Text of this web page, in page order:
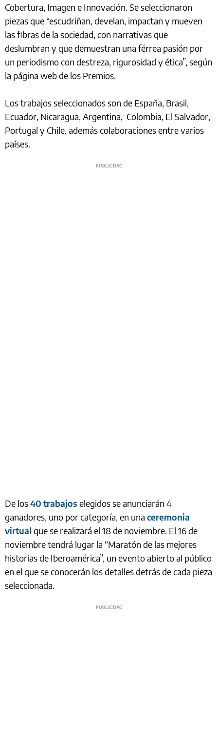
Cobertura, Imagen e Innovación. Se seleccionaron
piezas que “escudriñan, develan, impactan y mueven
las fibras de la sociedad, con narrativas que
deslumbran y que demuestran una férrea pasión por
un periodismo con destreza, rigurosidad y ética”, según
la página web de los Premios.
Los trabajos seleccionados son de España, Brasil,
Ecuador, Nicaragua, Argentina, Colombia, El Salvador,
Portugal y Chile, además colaboraciones entre varios
países.
De los40 trabajos elegidos se anunciarán 4
ganadores, uno por categoría, en una ceremonia
virtual que se realizará el 18 de noviembre. El 16 de
noviembre tendrá lugar la “Maratón de las mejores
historias de Iberoamérica”, un evento abierto al público
en el que se conocerán los detalles detrás de cada pieza
seleccionada.